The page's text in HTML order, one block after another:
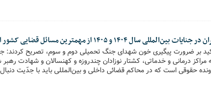
۱۴۰۴ و ۱۴۰۵ از مهمترین مسائل قضایی کشور است
بر ضرورت پیگیری خون شهدای جنگ تحمیلی دوم و سوم، تصریح کردند:
مراکز درمانی و خدماتی، کشتار نوزادان چندروزه و کهنسالان و شهادت
حقوقی است که در محاکم قضائی داخلی و بین‌المللی باید با جدّیت